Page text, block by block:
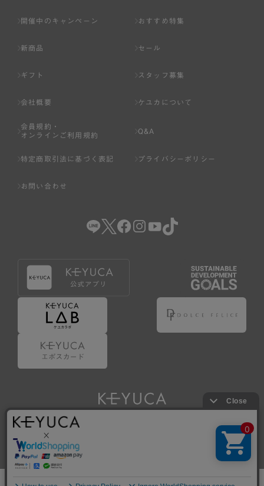
開催中のキャンペーン おすすめ特集
新商品 セール
ギフト スタッフ募集
会社概要 ケユカについて
会員規約・
オンラインご利用規約
Q&A
特定商取引法に基づく表記 プライバシーポリシー
お問い合わせ
Copyright © KAWAJUN Co., Ltd. All Rights Reserved.